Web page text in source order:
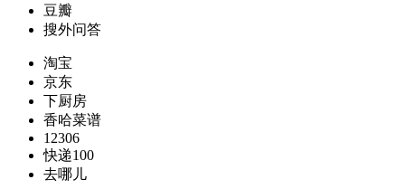
豆瓣
搜外问答
淘宝
京东
下厨房
香哈菜谱
12306
快递100
去哪儿